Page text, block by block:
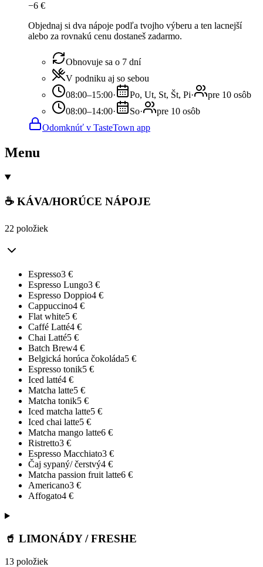
−6 €
Objednaj si dva nápoje podľa tvojho výberu a ten lacnejší
alebo za rovnakú cenu dostaneš zadarmo.
Obnovuje sa o 7 dní
V podniku aj so sebou
08:00–15:00· Po, Ut, St, Št, Pi·
pre 10 osôb
08:00–14:00· So·
pre 10 osôb
Odomknúť v TasteTown app
Menu
☕ KÁVA/HORÚCE NÁPOJE
22 položiek
Espresso3 €
Espresso Lungo3 €
Espresso Doppio4 €
Cappuccino4 €
Flat white5 €
Caffé Latté4 €
Chai Latté5 €
Batch Brew4 €
Belgická horúca čokoláda5 €
Espresso tonik5 €
Iced latté4 €
Matcha latte5 €
Matcha tonik5 €
Iced matcha latte5 €
Iced chai latte5 €
Matcha mango latte6 €
Ristretto3 €
Espresso Macchiato3 €
Čaj sypaný/ čerstvý4 €
Matcha passion fruit latte6 €
Americano3 €
Affogato4 €
🥤 LIMONÁDY / FRESHE
13 položiek